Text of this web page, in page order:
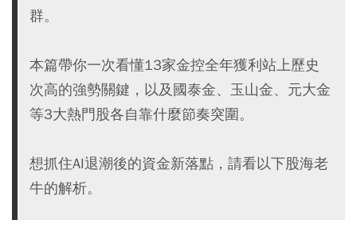
群。
本篇帶你一次看懂13家金控全年獲利站上歷史
次高的強勢關鍵，以及國泰金、玉山金、元大金
等3大熱門股各自靠什麼節奏突圍。
想抓住AI退潮後的資金新落點，請看以下股海老
牛的解析。